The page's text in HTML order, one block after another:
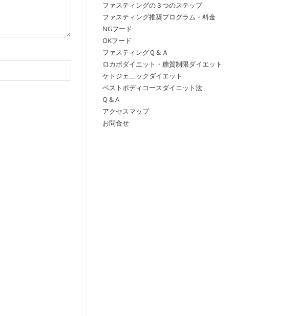
ファスティングの３つのステップ
ファスティング推奨プログラム・料金
NGフード
OKフード
ファスティングＱ＆Ａ
ロカボダイエット・糖質制限ダイエット
ケトジェ二ックダイエット
ベストボディコースダイエット法
Q & A
アクセスマップ
お問合せ